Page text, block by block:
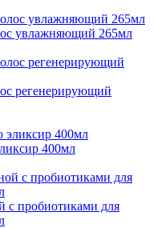
увлажняющий 265мл
pегенерирующий
400мл
с пробиотиками для